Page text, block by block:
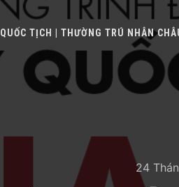
QUỐC TỊCH | THƯỜNG TRÚ NHÂN
24